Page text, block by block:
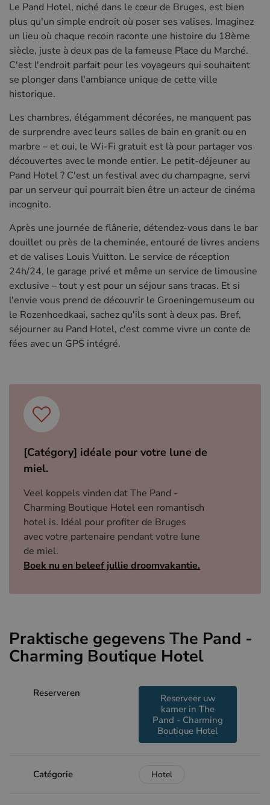
Le Pand Hotel, niché dans le cœur de Bruges, est bien
plus qu'un simple endroit où poser ses valises. Imaginez
un lieu où chaque recoin raconte une histoire du 18ème
siècle, juste à deux pas de la fameuse Place du Marché.
C'est l'endroit parfait pour les voyageurs qui souhaitent
se plonger dans l'ambiance unique de cette ville
historique.
Les chambres, élégamment décorées, ne manquent pas
de surprendre avec leurs salles de bain en granit ou en
marbre – et oui, le Wi-Fi gratuit est là pour partager vos
découvertes avec le monde entier. Le petit-déjeuner au
Pand Hotel ? C'est un festival avec du champagne, servi
par un serveur qui pourrait bien être un acteur de cinéma
incognito.
Après une journée de flânerie, détendez-vous dans le bar
douillet ou près de la cheminée, entouré de livres anciens
et de valises Louis Vuitton. Le service de réception
24h/24, le garage privé et même un service de limousine
exclusive – tout y est pour un séjour sans tracas. Et si
l'envie vous prend de découvrir le Groeningemuseum ou
le Rozenhoedkaai, sachez qu'ils sont à deux pas. Bref,
séjourner au Pand Hotel, c'est comme vivre un conte de
fées avec un GPS intégré.
[Catégory] idéale pour votre lune de
miel.
Veel koppels vinden dat The Pand -
Charming Boutique Hotel een romantisch
hotel is. Idéal pour profiter de Bruges
avec votre partenaire pendant votre lune
de miel.
Boek nu en beleef jullie droomvakantie.
Praktische gegevens The Pand -
Charming Boutique Hotel
Reserveren
Reserveer uw
kamer in The
Pand - Charming
Boutique Hotel
Catégorie Hotel